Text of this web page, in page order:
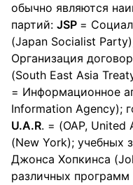
обычно являются
партий: JSP =
(Japan Socialist
Организация
(South East Asia
= Информационное
Information Agency);
U.A.R. = (ОАР, United
(New York); учебных
Джонса Хопкинса
различных программ